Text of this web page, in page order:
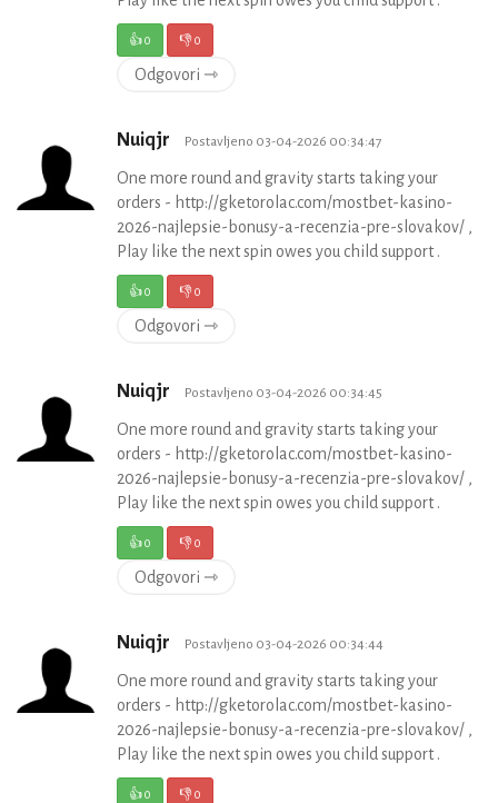
👍0 👎0
Odgovori ⇾
Nuiqjr Postavljeno 03-04-2026 00:34:47
One more round and gravity starts taking your
orders - http://gketorolac.com/mostbet-kasino-
2026-najlepsie-bonusy-a-recenzia-pre-slovakov/ ,
Play like the next spin owes you child support .
👍0 👎0
Odgovori ⇾
Nuiqjr Postavljeno 03-04-2026 00:34:45
One more round and gravity starts taking your
orders - http://gketorolac.com/mostbet-kasino-
2026-najlepsie-bonusy-a-recenzia-pre-slovakov/ ,
Play like the next spin owes you child support .
👍0 👎0
Odgovori ⇾
Nuiqjr Postavljeno 03-04-2026 00:34:44
One more round and gravity starts taking your
orders - http://gketorolac.com/mostbet-kasino-
2026-najlepsie-bonusy-a-recenzia-pre-slovakov/ ,
Play like the next spin owes you child support .
👍0 👎0